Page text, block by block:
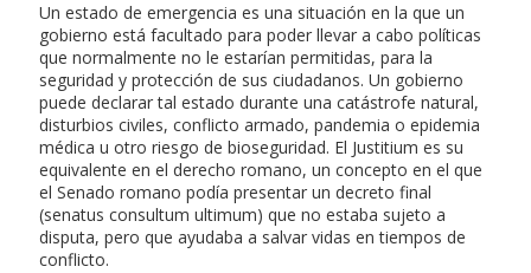
Un estado de emergencia es una situación en la que un
gobierno está facultado para poder llevar a cabo políticas
que normalmente no le estarían permitidas, para la
seguridad y protección de sus ciudadanos. Un gobierno
puede declarar tal estado durante una catástrofe natural,
disturbios civiles, conflicto armado, pandemia o epidemia
médica u otro riesgo de bioseguridad. El Justitium es su
equivalente en el derecho romano, un concepto en el que
el Senado romano podía presentar un decreto final
(senatus consultum ultimum) que no estaba sujeto a
disputa, pero que ayudaba a salvar vidas en tiempos de
conflicto.